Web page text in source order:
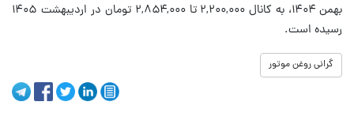
بهمن ۱۴۰۴، به کانال ۲,۲۰۰,۰۰۰ تا ۲,۸۵۴,۰۰۰ تومان در اردیبهشت ۱۴۰۵
رسیده است.
گرانی روغن موتور